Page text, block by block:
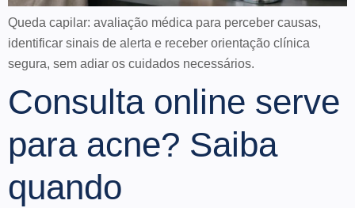
Queda capilar: avaliação médica para perceber causas,
identificar sinais de alerta e receber orientação clínica
segura, sem adiar os cuidados necessários.
Consulta online serve
para acne? Saiba
quando